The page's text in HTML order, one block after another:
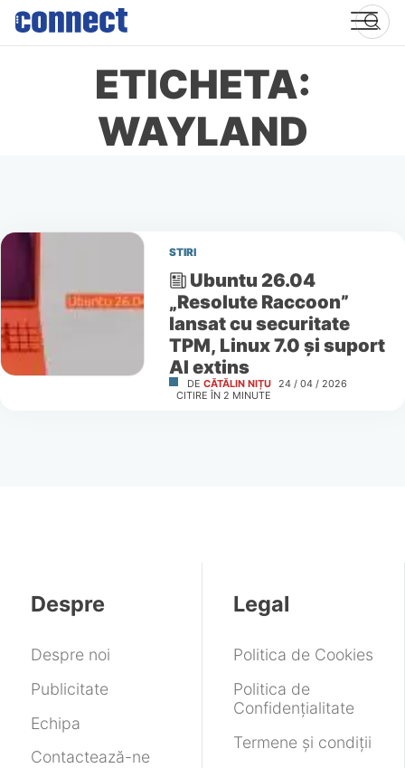
Skip
content
ETICHETA:
WAYLAND
STIRI
Ubuntu 26.04
„Resolute Raccoon”
lansat cu securitate
TPM, Linux 7.0 și suport
AI extins
DE CĂTĂLIN NIȚU 24 / 04 / 2026
CITIRE ÎN 2 MINUTE
Despre
Despre noi
Publicitate
Echipa
Contactează-ne
Legal
Politica de Cookies
Politica de
Confidențialitate
Termene și condiții